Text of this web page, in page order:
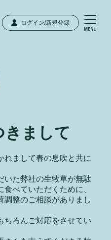
ログイン/新規登録
きまして
れまして春の息吹と共に
いた弊社の生牧草が無駄
べていただくために、
調整のご相談がありまし
ちろんご対応をさせてい